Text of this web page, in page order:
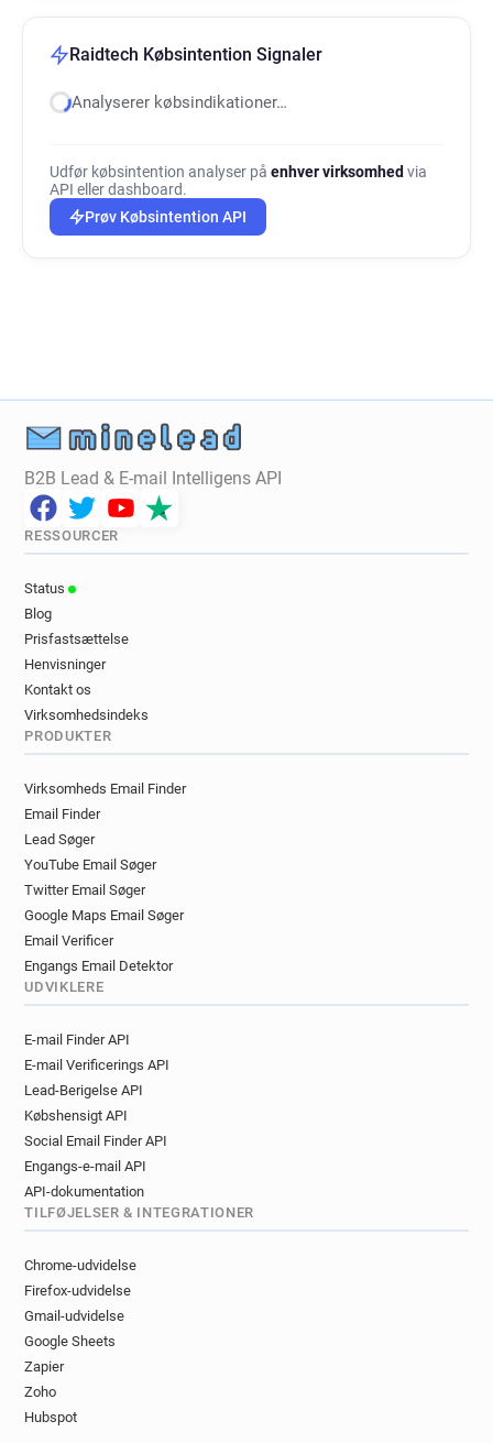
Raidtech Købsintention Signaler
Analyserer købsindikationer…
Udfør købsintention analyser på enhver virksomhed via
API eller dashboard.
Prøv Købsintention API
B2B Lead & E-mail Intelligens API
RESSOURCER
Status
Blog
Prisfastsættelse
Henvisninger
Kontakt os
Virksomhedsindeks
PRODUKTER
Virksomheds Email Finder
Email Finder
Lead Søger
YouTube Email Søger
Twitter Email Søger
Google Maps Email Søger
Email Verificer
Engangs Email Detektor
UDVIKLERE
E-mail Finder API
E-mail Verificerings API
Lead-Berigelse API
Købshensigt API
Social Email Finder API
Engangs-e-mail API
API-dokumentation
TILFØJELSER & INTEGRATIONER
Chrome-udvidelse
Firefox-udvidelse
Gmail-udvidelse
Google Sheets
Zapier
Zoho
Hubspot